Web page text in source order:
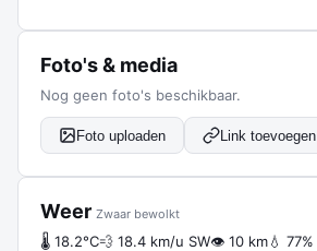
Foto's & media
Nog geen foto's beschikbaar.
Foto uploaden Link toevoegen
Weer Zwaar bewolkt
🌡 18.2°C💨 18.4 km/u SW👁 10 km💧 77%